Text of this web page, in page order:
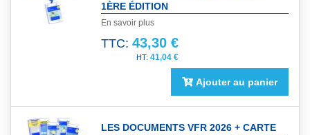
1ÈRE ÉDITION
En savoir plus
TTC: 43,30 €
41,04 €
Ajouter au panier
LES DOCUMENTS VFR 2026 + CARTE